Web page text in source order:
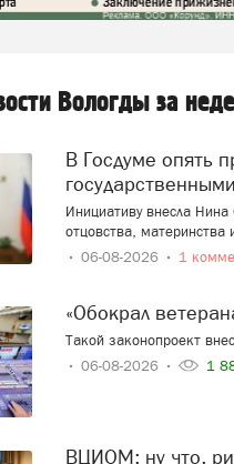
Вологды за
В Госдуме опять предложили заменить ЕГЭ
Инициативу внесла
отцовства, материнства
06-08-2026
1
«Обокрал
Такой законопроект
06-08-2026
1
ВЦИОМ: ну что,